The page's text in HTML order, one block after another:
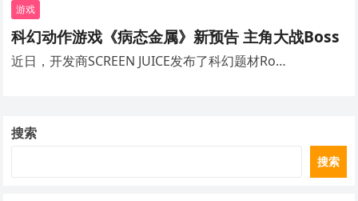
游戏
科幻动作游戏《病态金属》新预告 主角大战Boss
近日，开发商SCREEN JUICE发布了科幻题材Ro…
搜索
搜索